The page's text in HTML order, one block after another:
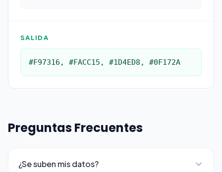
SALIDA
#F97316, #FACC15, #1D4ED8, #0F172A
Preguntas Frecuentes
¿Se suben mis datos?